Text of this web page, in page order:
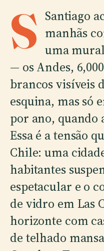
S Santiago
manhãs
uma
— os Andes,
brancos visíveis
esquina, mas só
por ano, quando
Essa é a tensão
Chile: uma
habitantes
espetacular e o
de vidro em Las
horizonte com
de telhado